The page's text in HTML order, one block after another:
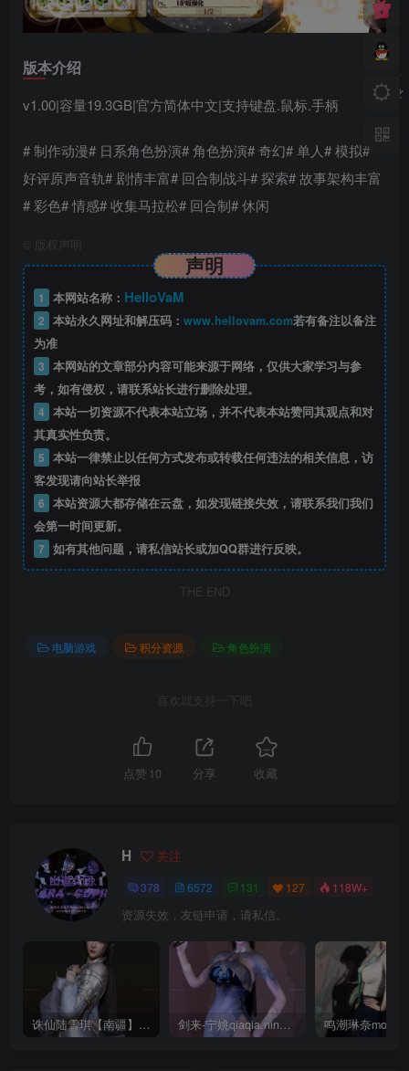
版本介绍
v1.00|容量19.3GB|官方简体中文|支持键盘.鼠标.手柄
# 制作动漫# 日系角色扮演# 角色扮演# 奇幻# 单人# 模拟#
好评原声音轨# 剧情丰富# 回合制战斗# 探索# 故事架构丰富
# 彩色# 情感# 收集马拉松# 回合制# 休闲
版权声明
声明
1 本网站名称： HelloVaM
2 本站永久网址和解压码： www.hellovam.com若有备注以备注
为准
3 本网站的文章部分内容可能来源于网络，仅供大家学习与参
考，如有侵权，请联系站长进行删除处理。
4 本站一切资源不代表本站立场，并不代表本站赞同其观点和对
其真实性负责。
5 本站一律禁止以任何方式发布或转载任何违法的相关信息，访
客发现请向站长举报
6 本站资源大都存储在云盘，如发现链接失效，请联系我们我们
会第一时间更新。
7 如有其他问题，请私信站长或加QQ群进行反映。
THE END
电脑游戏 积分资源 角色扮演
喜欢就支持一下吧
点赞 10 分享 收藏
H 关注
378 6572 131 127 118W+
资源失效，友链申请，请私信。
诛仙陆雪琪【南疆】CoveRig 剑来-宁姚qiaqia.ningyao-re.1